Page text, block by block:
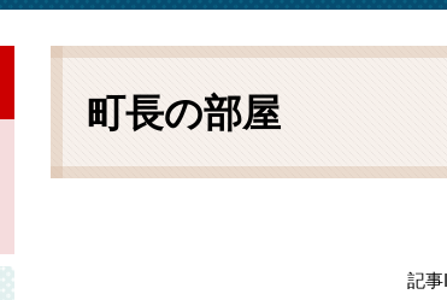
本
町長の部屋
記事